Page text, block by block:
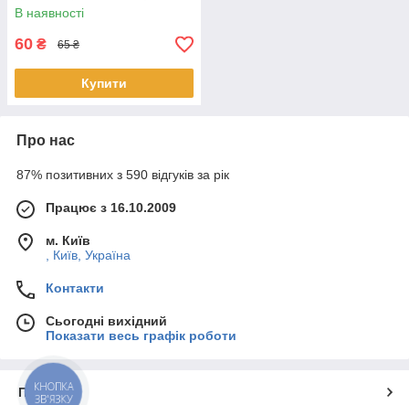
В наявності
60 ₴ 65 ₴
Купити
Про нас
87% позитивних з 590 відгуків за рік
Працює з 16.10.2009
м. Київ
, Київ, Україна
Контакти
Сьогодні вихідний
Показати весь графік роботи
Про нас
КНОПКА
ЗВ'ЯЗКУ